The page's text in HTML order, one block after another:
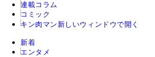
連載コラム
コミック
キン肉マン 新しいウィンドウで開く
新着
エンタメ